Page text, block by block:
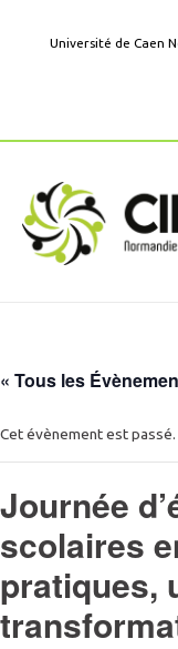
Université de Caen
« Tous les
Cet évènement est passé.
Journée
scolaires
pratiques,